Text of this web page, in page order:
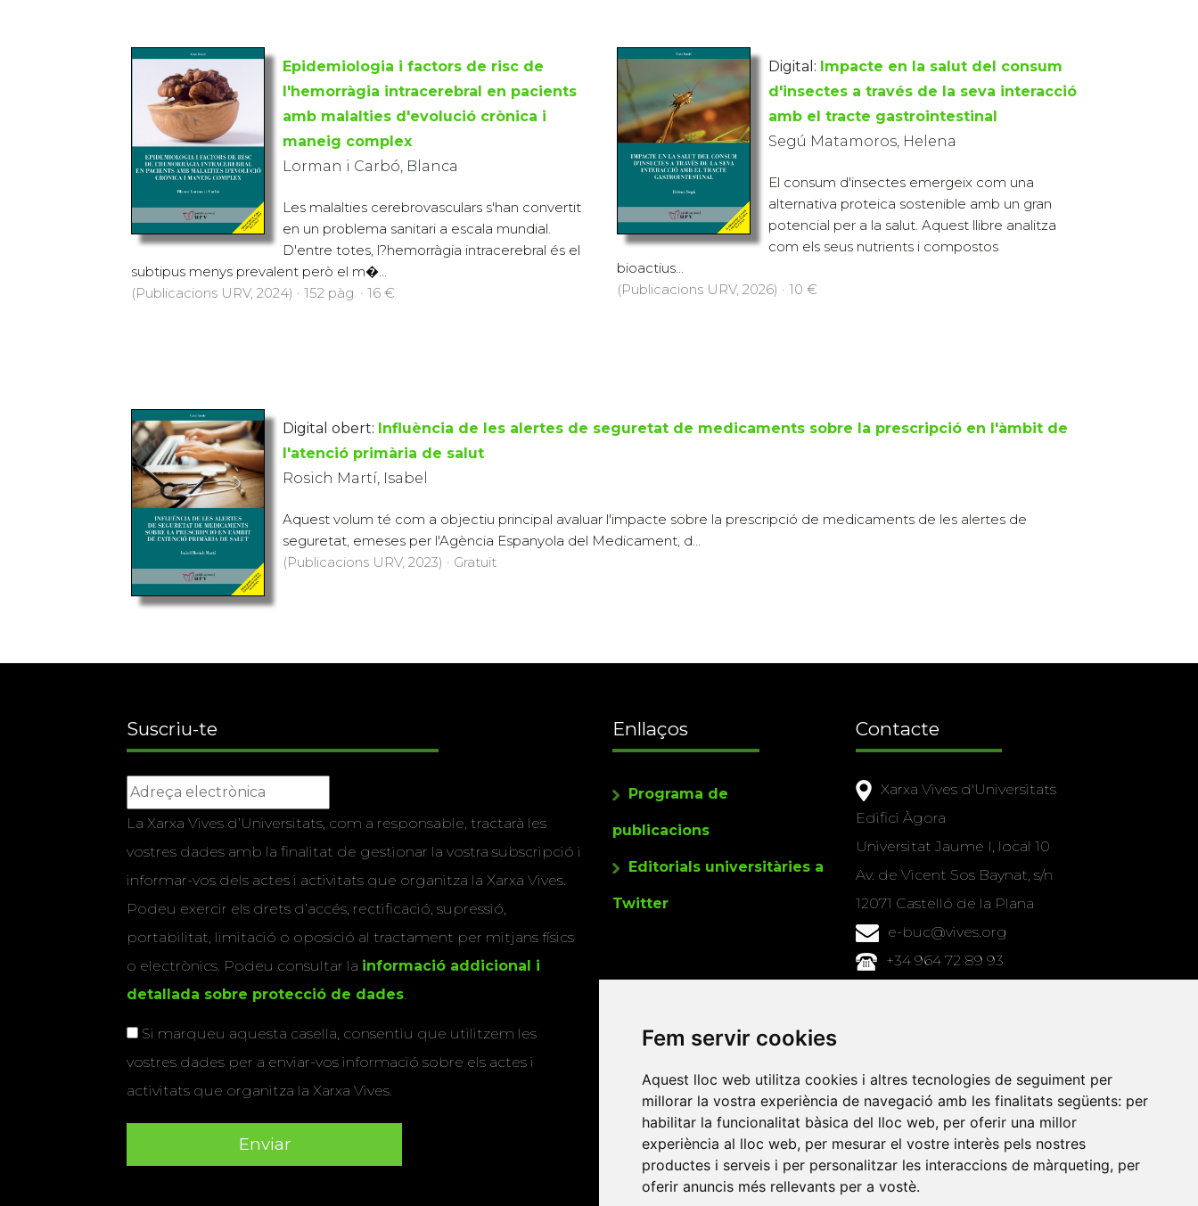
Fem servir cookies
Aquest lloc web utilitza cookies i altres tecnologies de seguiment per
millorar la vostra experiència de navegació amb les finalitats següents: per
habilitar la funcionalitat bàsica del lloc web, per oferir una millor
experiència al lloc web, per mesurar el vostre interès pels nostres
productes i serveis i per personalitzar les interaccions de màrqueting, per
oferir anuncis més rellevants per a vostè.
Epidemiologia i factors de risc de
l'hemorràgia intracerebral en pacients
amb malalties d'evolució crònica i
maneig complex
Lorman i Carbó, Blanca
Les malalties cerebrovasculars s'han convertit
en un problema sanitari a escala mundial.
D'entre totes, l?hemorràgia intracerebral és el
subtipus menys prevalent però el m�...
(Publicacions URV, 2024) · 152 pàg. · 16 €
Digital: Impacte en la salut del consum
d'insectes a través de la seva interacció
amb el tracte gastrointestinal
Segú Matamoros, Helena
El consum d'insectes emergeix com una
alternativa proteica sostenible amb un gran
potencial per a la salut. Aquest llibre analitza
com els seus nutrients i compostos
bioactius...
(Publicacions URV, 2026) · 10 €
Digital obert: Influència de les alertes de seguretat de medicaments sobre la prescripció en l'àmbit de
l'atenció primària de salut
Rosich Martí, Isabel
Aquest volum té com a objectiu principal avaluar l'impacte sobre la prescripció de medicaments de les alertes de
seguretat, emeses per l'Agència Espanyola del Medicament, d...
(Publicacions URV, 2023) · Gratuït
Suscriu-te
La Xarxa Vives d’Universitats, com a responsable, tractarà les
vostres dades amb la finalitat de gestionar la vostra subscripció i
informar-vos dels actes i activitats que organitza la Xarxa Vives.
Podeu exercir els drets d’accés, rectificació, supressió,
portabilitat, limitació o oposició al tractament per mitjans físics
o electrònics. Podeu consultar la informació addicional i
detallada sobre protecció de dades.
Si marqueu aquesta casella, consentiu que utilitzem les
vostres dades per a enviar-vos informació sobre els actes i
activitats que organitza la Xarxa Vives.
Enllaços
Programa de
publicacions
Editorials universitàries a
Twitter
Contacte
Xarxa Vives d'Universitats
Edifici Àgora
Universitat Jaume I, local 10
Av. de Vicent Sos Baynat, s/n
12071 Castelló de la Plana
e-buc@vives.org
+34 964 72 89 93